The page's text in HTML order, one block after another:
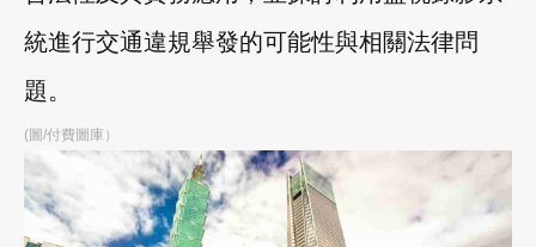
統進行交通違規舉發的可能性與相關法律問
題。
(圖/付費圖庫）